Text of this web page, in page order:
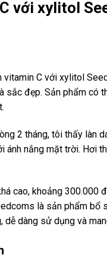
với xylitol
vitamin C với xylitol
đẹp. Sản phẩm có
2 tháng, tôi thấy làn
ánh nắng mặt trời. Hơi
cao, khoảng
là sản phẩm bổ
dàng sử dụng và